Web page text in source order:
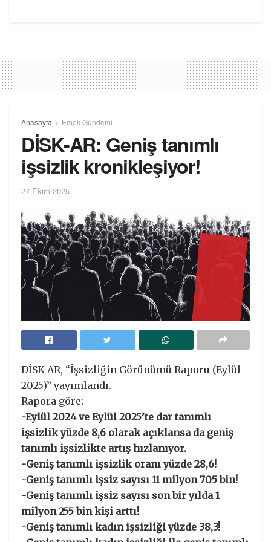
Anasayfa Emek Gündemi
DİSK-AR: Geniş tanımlı
işsizlik kronikleşiyor!
27 Ekim 2025
DİSK-AR, “İşsizliğin Görünümü Raporu (Eylül
2025)” yayımlandı.
Rapora göre;
-Eylül 2024 ve Eylül 2025’te dar tanımlı
işsizlik yüzde 8,6 olarak açıklansa da geniş
tanımlı işsizlikte artış hızlanıyor.
-Geniş tanımlı işsizlik oranı yüzde 28,6!
-Geniş tanımlı işsiz sayısı 11 milyon 705 bin!
-Geniş tanımlı işsiz sayısı son bir yılda 1
milyon 255 bin kişi arttı!
-Geniş tanımlı kadın işsizliği yüzde 38,3!